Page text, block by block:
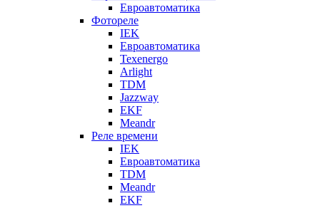
Евроавтоматика
Фотореле
IEK
Евроавтоматика
Texenergo
Arlight
TDM
Jazzway
EKF
Meandr
Реле времени
IEK
Евроавтоматика
TDM
Meandr
EKF